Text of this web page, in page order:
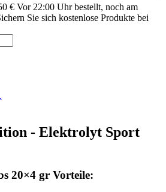
€ Vor 22:00 Uhr bestellt, noch am
Sie sich kostenlose Produkte bei
- Elektrolyt Sport
20×4 gr Vorteile: